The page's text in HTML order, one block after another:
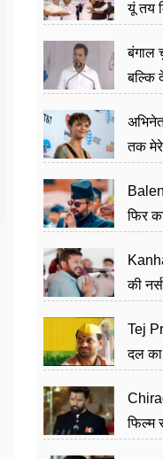
यूं तय
बंगाल
बल्कि
तक मेरे
फिर
की
Tej
दल का
फिल्म